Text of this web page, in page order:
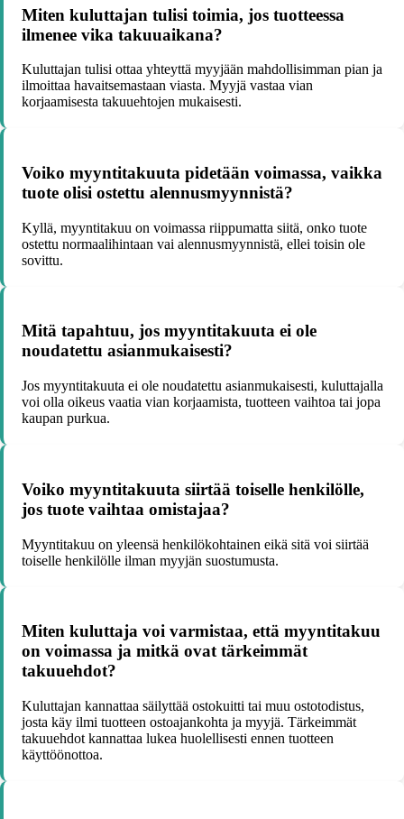
Miten kuluttajan tulisi toimia, jos tuotteessa
ilmenee vika takuuaikana?
Kuluttajan tulisi ottaa yhteyttä myyjään mahdollisimman pian ja
ilmoittaa havaitsemastaan viasta. Myyjä vastaa vian
korjaamisesta takuuehtojen mukaisesti.
Voiko myyntitakuuta pidetään voimassa, vaikka
tuote olisi ostettu alennusmyynnistä?
Kyllä, myyntitakuu on voimassa riippumatta siitä, onko tuote
ostettu normaalihintaan vai alennusmyynnistä, ellei toisin ole
sovittu.
Mitä tapahtuu, jos myyntitakuuta ei ole
noudatettu asianmukaisesti?
Jos myyntitakuuta ei ole noudatettu asianmukaisesti, kuluttajalla
voi olla oikeus vaatia vian korjaamista, tuotteen vaihtoa tai jopa
kaupan purkua.
Voiko myyntitakuuta siirtää toiselle henkilölle,
jos tuote vaihtaa omistajaa?
Myyntitakuu on yleensä henkilökohtainen eikä sitä voi siirtää
toiselle henkilölle ilman myyjän suostumusta.
Miten kuluttaja voi varmistaa, että myyntitakuu
on voimassa ja mitkä ovat tärkeimmät
takuuehdot?
Kuluttajan kannattaa säilyttää ostokuitti tai muu ostotodistus,
josta käy ilmi tuotteen ostoajankohta ja myyjä. Tärkeimmät
takuuehdot kannattaa lukea huolellisesti ennen tuotteen
käyttöönottoa.